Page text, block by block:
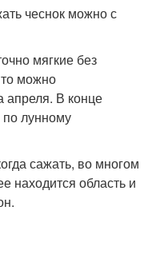
чеснок можно с
мягкие без
можно
апреля. В конце
по лунному
сажать, во многом
находится область и